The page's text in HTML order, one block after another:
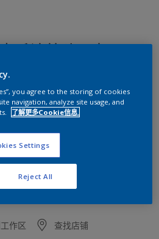
用
4寸
作区 查找店铺
you agree to the storing of cookies
navigation, analyze site usage, and
了解更多Cookie信息.
Settings
Reject All